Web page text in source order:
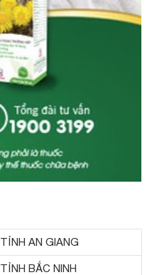
TỈNH AN GIANG
TỈNH BẮC NINH